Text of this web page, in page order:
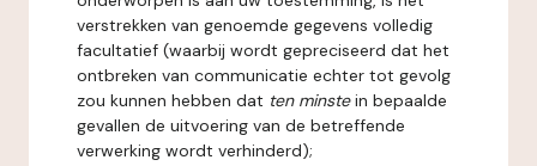
verstrekken van genoemde gegevens volledig
facultatief (waarbij wordt gepreciseerd dat het
ontbreken van communicatie echter tot gevolg
zou kunnen hebben dat ten minstein bepaalde
gevallen de uitvoering van de betreffende
verwerking wordt verhinderd);